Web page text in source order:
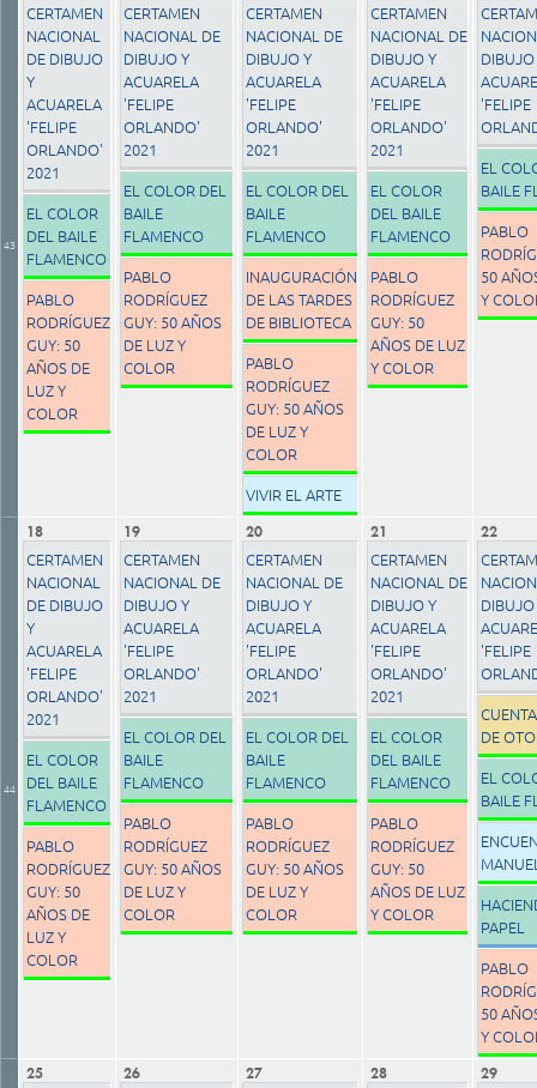
43
CERTAMEN
NACIONAL
DE DIBUJO
Y
ACUARELA
'FELIPE
ORLANDO'
2021
EL COLOR
DEL BAILE
FLAMENCO
PABLO
RODRÍGUEZ
GUY: 50
AÑOS DE
LUZ Y
COLOR
CERTAMEN
NACIONAL DE
DIBUJO Y
ACUARELA
'FELIPE
ORLANDO'
2021
EL COLOR DEL
BAILE
FLAMENCO
PABLO
RODRÍGUEZ
GUY: 50 AÑOS
DE LUZ Y
COLOR
CERTAMEN
NACIONAL DE
DIBUJO Y
ACUARELA
'FELIPE
ORLANDO'
2021
EL COLOR DEL
BAILE
FLAMENCO
INAUGURACIÓN
DE LAS TARDES
DE BIBLIOTECA
PABLO
RODRÍGUEZ
GUY: 50 AÑOS
DE LUZ Y
COLOR
VIVIR EL ARTE
CERTAMEN
NACIONAL DE
DIBUJO Y
ACUARELA
'FELIPE
ORLANDO'
2021
EL COLOR
DEL BAILE
FLAMENCO
PABLO
RODRÍGUEZ
GUY: 50
AÑOS DE LUZ
Y COLOR
'FELIPE
EL
BAILE
PABLO
50
Y
44
18
CERTAMEN
NACIONAL
DE DIBUJO
Y
ACUARELA
'FELIPE
ORLANDO'
2021
EL COLOR
DEL BAILE
FLAMENCO
PABLO
RODRÍGUEZ
GUY: 50
AÑOS DE
LUZ Y
COLOR
19
CERTAMEN
NACIONAL DE
DIBUJO Y
ACUARELA
'FELIPE
ORLANDO'
2021
EL COLOR DEL
BAILE
FLAMENCO
PABLO
RODRÍGUEZ
GUY: 50 AÑOS
DE LUZ Y
COLOR
20
CERTAMEN
NACIONAL DE
DIBUJO Y
ACUARELA
'FELIPE
ORLANDO'
2021
EL COLOR DEL
BAILE
FLAMENCO
PABLO
RODRÍGUEZ
GUY: 50 AÑOS
DE LUZ Y
COLOR
21
CERTAMEN
NACIONAL DE
DIBUJO Y
ACUARELA
'FELIPE
ORLANDO'
2021
EL COLOR
DEL BAILE
FLAMENCO
PABLO
RODRÍGUEZ
GUY: 50
AÑOS DE LUZ
Y COLOR
22
'FELIPE
DE
EL
BAILE
PAPEL
PABLO
50
Y
25 26 27 28 29